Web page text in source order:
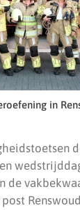
in
de